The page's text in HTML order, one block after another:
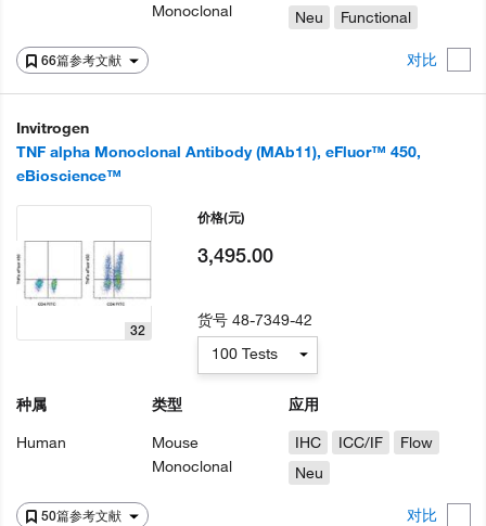
66篇参考文献 对比
Monoclonal
Neu
Functional
Invitrogen
TNF alpha Monoclonal Antibody (MAb11), eFluor™ 450,
eBioscience™
50篇参考文献 对比
32
种属
Human
类型
Mouse
Monoclonal
应用
IHC
ICC/IF
Flow
Neu
价格(元)
3,495.00
货号48-7349-42
100 Tests